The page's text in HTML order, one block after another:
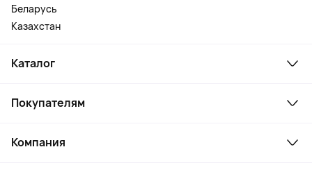
Беларусь
Казахстан
Каталог
Ноутбуки, мониторы, VR
Косметика и уход
Покупателям
Как заказать
Компания